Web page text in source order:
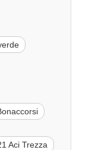
Aci Trezza